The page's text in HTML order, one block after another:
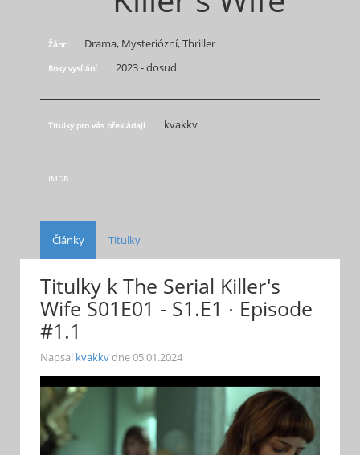
Žánr Drama, Mysteriózní, Thriller
Roky vysílání 2023 - dosud
Titulky pro vás překládají kvakkv
IMDB
Články Titulky
Titulky k The Serial Killer's
Wife S01E01 - S1.E1 ∙ Episode
#1.1
Napsal kvakkvdne05.01.2024